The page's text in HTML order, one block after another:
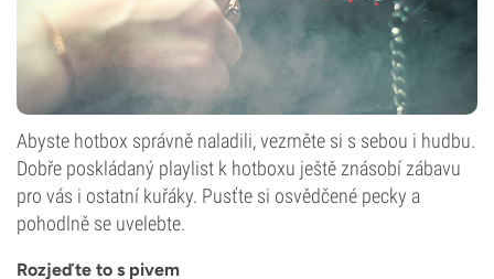
Abyste hotbox správně naladili, vezměte si s sebou i hudbu.
Dobře poskládaný playlist k hotboxu ještě znásobí zábavu
pro vás i ostatní kuřáky. Pusťte si osvědčené pecky a
pohodlně se uvelebte.
Rozjeďte to s pivem